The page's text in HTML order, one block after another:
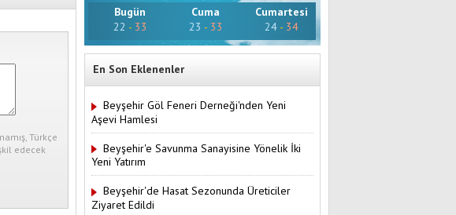
Türkçe
edecek
Bugün
22 - 33
Cuma
23 - 33
Cumartesi
24- 34
En Son Eklenenler
Beyşehir Göl Feneri Derneği'nden Yeni
Aşevi Hamlesi
Beyşehir'e Savunma Sanayisine Yönelik İki
Yeni Yatırım
Beyşehir'de Hasat Sezonunda Üreticiler
Ziyaret Edildi